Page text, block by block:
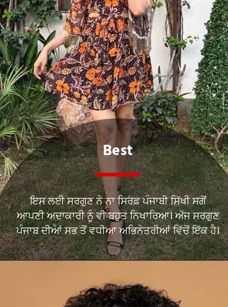
ਇਸ ਲਈ ਸਰਗੁਣ ਨੇ ਨਾ ਸਿਰਫ਼ ਪੰਜਾਬੀ ਸਿੱਖੀ ਸਗੋਂ
ਆਪਣੀ ਅਦਾਕਾਰੀ ਨੂੰ ਵੀ ਬਹੁਤ ਨਿਖਾਰਿਆ। ਅੱਜ ਸਰਗੁਣ
ਪੰਜਾਬ ਦੀਆਂ ਸਭ ਤੋਂ ਵਧੀਆ ਅਭਿਨੇਤਰੀਆਂ ਵਿੱਚੋਂ ਇੱਕ ਹੈ।
Best